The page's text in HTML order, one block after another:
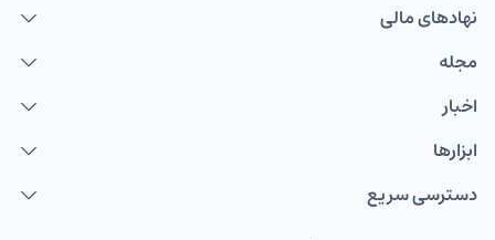
نهاد‌های مالی
مجله
اخبار
ابزارها
دسترسی سریع